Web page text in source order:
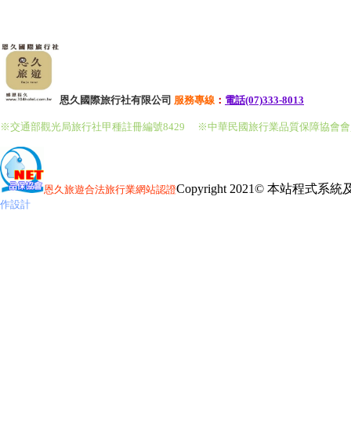
恩久國際旅行社有限公司 服務專線 ： 電話(07)333-8013
※交通部觀光局旅行社甲種註冊編號8429 ※中華民國旅行業品質保障協會
恩久旅遊合法旅行業網站認證Copyright 2021© 本站程式系統
作設計